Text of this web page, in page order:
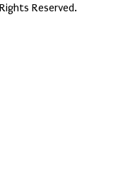
Reserved.